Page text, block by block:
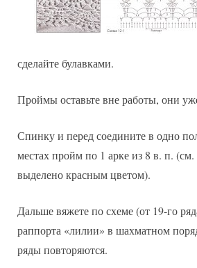
сделайте булавками.
Проймы оставьте вне работы, они
Спинку и перед соедините в одно
местах пройм по 1 арке из 8 в. п.
выделено красным цветом).
Дальше вяжете по схеме (от 19-го
раппорта «лилии» в шахматном
ряды повторяются.